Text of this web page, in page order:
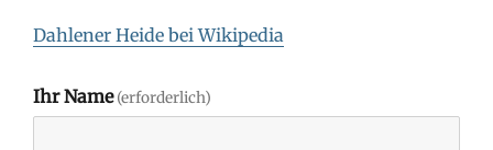
Dahlener Heide bei Wikipedia
Ihr Name (erforderlich)